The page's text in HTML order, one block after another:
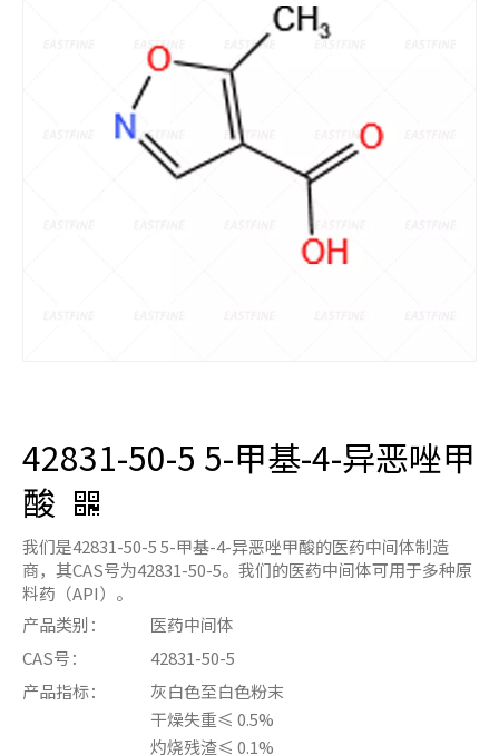
42831-50-5 5-甲基-4-异恶唑甲
酸
我们是42831-50-5 5-甲基-4-异恶唑甲酸的医药中间体制造
商，其CAS号为42831-50-5。我们的医药中间体可用于多种原
料药（API）。
产品类别：
医药中间体
CAS号：
42831-50-5
产品指标：
灰白色至白色粉末
干燥失重≤ 0.5%
灼烧残渣≤ 0.1%